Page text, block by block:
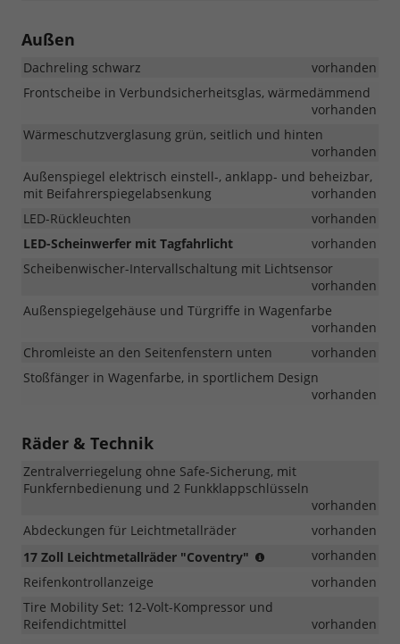
Außen
Dachreling schwarz
vorhanden
Frontscheibe in Verbundsicherheitsglas, wärmedämmend
vorhanden
Wärmeschutzverglasung grün, seitlich und hinten
vorhanden
Außenspiegel elektrisch einstell-, anklapp- und beheizbar,
mit Beifahrerspiegelabsenkung
vorhanden
LED-Rückleuchten
vorhanden
LED-Scheinwerfer mit Tagfahrlicht
vorhanden
Scheibenwischer-Intervallschaltung mit Lichtsensor
vorhanden
Außenspiegelgehäuse und Türgriffe in Wagenfarbe
vorhanden
Chromleiste an den Seitenfenstern unten
vorhanden
Stoßfänger in Wagenfarbe, in sportlichem Design
vorhanden
Räder & Technik
Zentralverriegelung ohne Safe-Sicherung, mit
Funkfernbedienung und 2 Funkklappschlüsseln
vorhanden
Abdeckungen für Leichtmetallräder
vorhanden
17 Zoll Leichtmetallräder "Coventry"
(Bereifung
17,
vorhanden
Reifenkontrollanzeige
vorhanden
Tire Mobility Set: 12-Volt-Kompressor und
Reifendichtmittel
vorhanden